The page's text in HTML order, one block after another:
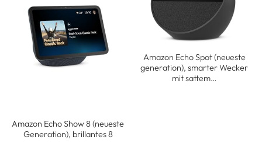
Amazon Echo Show 8 (neueste
Generation), brillantes 8
Amazon Echo Spot (neueste
generation), smarter Wecker
mit sattem…